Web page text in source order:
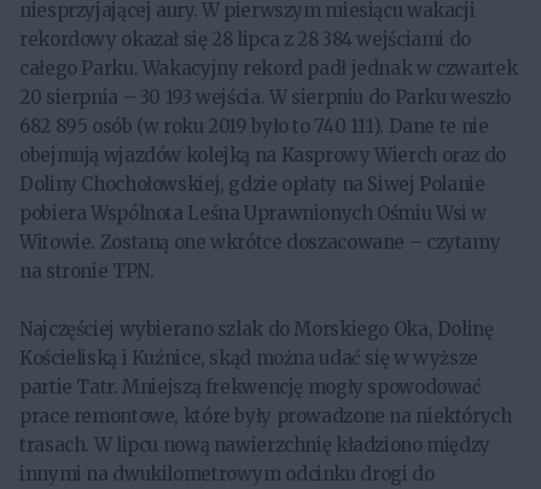
niesprzyjającej aury. W pierwszym miesiącu wakacji
rekordowy okazał się 28 lipca z 28 384 wejściami do
całego Parku. Wakacyjny rekord padł jednak w czwartek
20 sierpnia – 30 193 wejścia. W sierpniu do Parku weszło
682 895 osób (w roku 2019 było to 740 111). Dane te nie
obejmują wjazdów kolejką na Kasprowy Wierch oraz do
Doliny Chochołowskiej, gdzie opłaty na Siwej Polanie
pobiera Wspólnota Leśna Uprawnionych Ośmiu Wsi w
Witowie. Zostaną one wkrótce doszacowane – czytamy
na stronie TPN.
Najczęściej wybierano szlak do Morskiego Oka, Dolinę
Kościeliską i Kuźnice, skąd można udać się w wyższe
partie Tatr. Mniejszą frekwencję mogły spowodować
prace remontowe, które były prowadzone na niektórych
trasach. W lipcu nową nawierzchnię kładziono między
innymi na dwukilometrowym odcinku drogi do